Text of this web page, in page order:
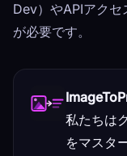
Dev）やAPIアク
が必要です。
私たちは
をマスタ